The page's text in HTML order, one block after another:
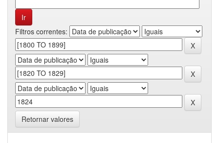
Filtros correntes:
Retornar valores